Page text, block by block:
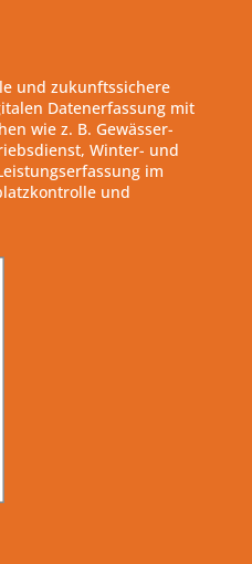
und zukunftssichere
Datenerfassung mit
wie z. B. Gewässer-
Winter- und
im
und